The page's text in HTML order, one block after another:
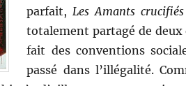
parfait,Les Amants crucifiés
totalement partagé de deux
fait des conventions
passé dans l’illégalité.